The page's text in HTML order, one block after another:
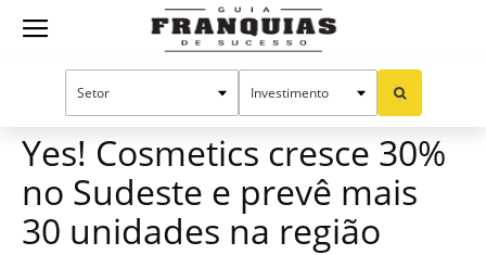
Guia
Mercado de franquias
Yes! Cosmetics cresce 30%
no Sudeste e prevê mais
30 unidades na região